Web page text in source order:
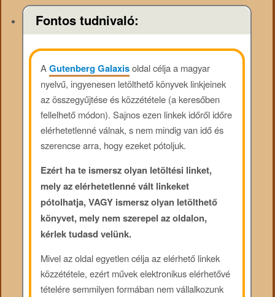
Fontos tudnivaló:
AGutenberg Galaxisoldal célja a magyar
nyelvű, ingyenesen letölthető könyvek linkjeinek
az összegyűjtése és közzététele (a keresőben
fellelhető módon). Sajnos ezen linkek időről időre
elérhetetlenné válnak, s nem mindig van idő és
szerencse arra, hogy ezeket pótoljuk.
Ezért ha te ismersz olyan letöltési linket,
mely az elérhetetlenné vált linkeket
pótolhatja, VAGY ismersz olyan letölthető
könyvet, mely nem szerepel az oldalon,
kérlek tudasd velünk.
Mivel az oldal egyetlen célja az elérhető linkek
közzététele, ezért művek elektronikus elérhetővé
tételére semmilyen formában nem vállalkozunk